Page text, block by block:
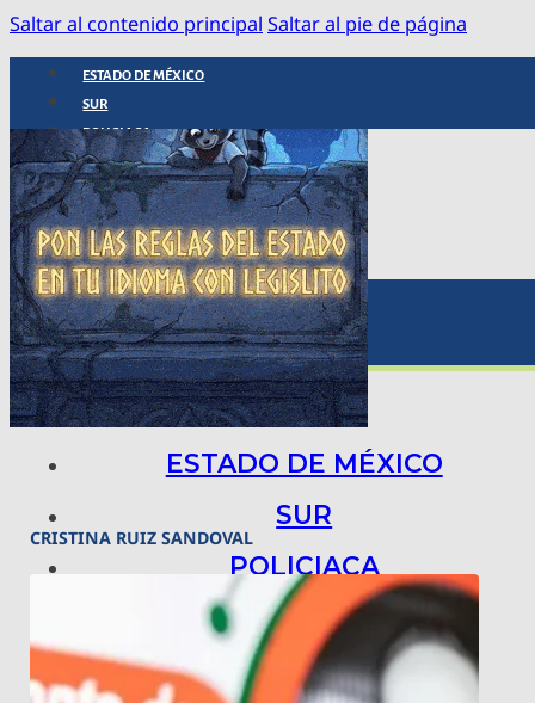
Saltar al contenido principal Saltar al pie de página
ESTADO DE MÉXICO
SUR
POLICIACA
NACIONAL
INTERNACIONAL
ARTE, CIENCIA Y TECNOLOGÍA
COLUMNAS
BAJO LA LUPA
RASTROS Y ROSTROS
VÍNCULOS ANIMALES
ESTADO DE MÉXICO
SUR
POLICIACA
NACIONAL
INTERNACIONAL
CRISTINA RUIZ SANDOVAL